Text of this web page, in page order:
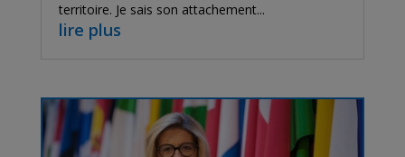
territoire. Je sais son attachement...
lire plus